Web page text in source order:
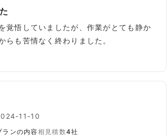
覚悟していましたが、作業がとても静か
らも苦情なく終わりました。
11-10
ンの内容相見積数4社